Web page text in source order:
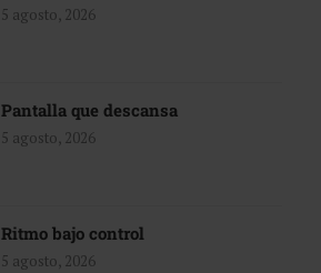
5 agosto, 2026
Pantalla que descansa
5 agosto, 2026
Ritmo bajo control
5 agosto, 2026